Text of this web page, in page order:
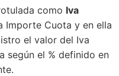
como Iva
Importe Cuota y en ella
el valor del Iva
según el % definido en